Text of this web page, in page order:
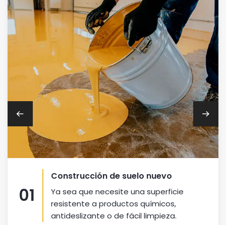
01
Construcción de suelo nuevo
Ya sea que necesite una superficie
resistente a productos químicos,
antideslizante o de fácil limpieza.